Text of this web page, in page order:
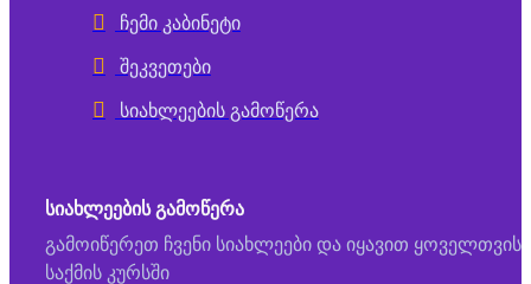
ჩემი კაბინეტი
შეკვეთები
სიახლეების გამოწერა
ᲡᲘᲐᲮᲚᲔᲔᲑᲘᲡ ᲒᲐᲛᲝᲬᲔᲠᲐ
გამოიწერეთ ჩვენი სიახლეები და იყავით ყოველთვის
საქმის კურსში